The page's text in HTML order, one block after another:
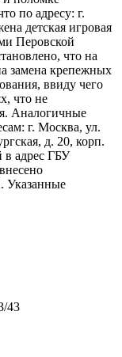
по адресу: г.
детская игровая
Перовской
что на
замена крепежных
ввиду чего
что не
Аналогичные
г. Москва, ул.
д. 20, корп.
в адрес ГБУ
Указанные
43